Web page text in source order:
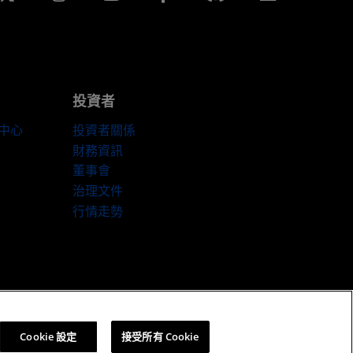
心
投資者
投資者關係
財務資訊
董事會
治理文件
行情走勢
Cookie 設定 接受所有 Cookie